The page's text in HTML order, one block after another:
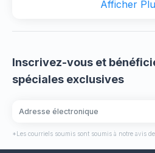
Afficher
Inscrivez-vous et
spéciales exclusives
*Les courriels soumis sont soumis à notre avis